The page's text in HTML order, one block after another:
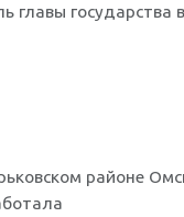
главы государства в
районе